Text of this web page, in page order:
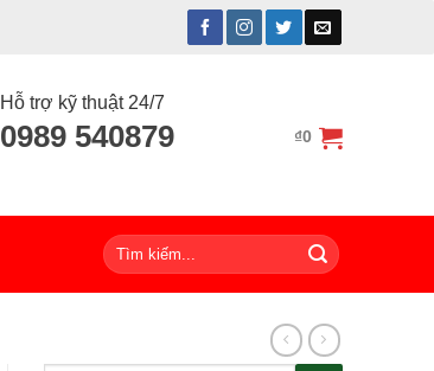
Hỗ trợ kỹ thuật 24/7
0989 540879 ₫0
Tìm
kiếm: